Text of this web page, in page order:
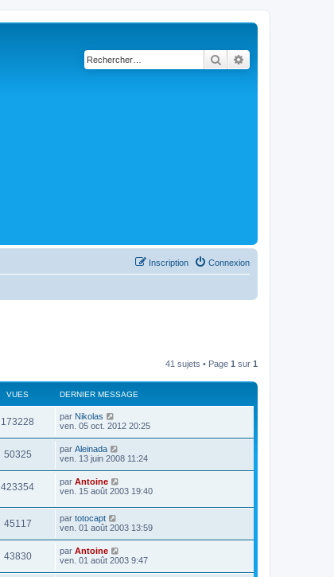
Rechercher
Connexion
Inscription
41 sujets • Page 1 sur 1
VUES DERNIER MESSAGE
173228 par Nikolas
ven. 05 oct. 2012 20:25
50325 par Aleinada
ven. 13 juin 2008 11:24
423354 par Antoine
ven. 15 août 2003 19:40
45117 par totocapt
ven. 01 août 2003 13:59
43830 par Antoine
ven. 01 août 2003 9:47